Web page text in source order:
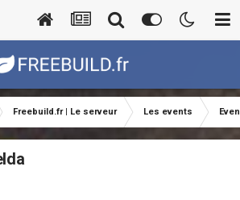
Freebuild.fr | Le serveur Les events